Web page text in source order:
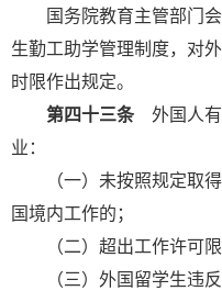
国务院教育主管部门会
生勤工助学管理制度，对
时限作出规定。
第四十三条 外国人
业：
（一）未按照规定取得
国境内工作的；
（二）超出工作许可限
（三）外国留学生违反